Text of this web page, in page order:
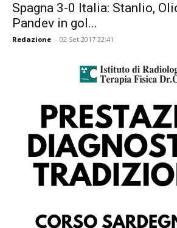
Spagna 3-0 Italia: Stanlio,
Pandev in gol...
Redazione - 02 Set 2017 22:41